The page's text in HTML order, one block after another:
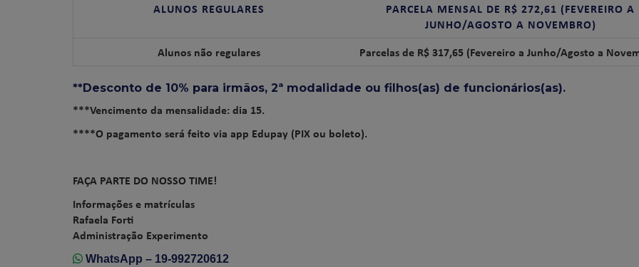
ALUNOS REGULARES
PARCELA MENSAL DE R$ 272,61 (FEVEREIRO A
JUNHO/AGOSTO A NOVEMBRO)
Alunos não regulares
Parcelas de R$ 317,65 (Fevereiro a Junho/Agosto a
**Desconto de 10% para irmãos, 2ª modalidade ou filhos(as) de funcionários(as).
***Vencimento da mensalidade: dia 15.
****O pagamento será feito via app Edupay (PIX ou boleto).
FAÇA PARTE DO NOSSO TIME!
Informações e matrículas
Rafaela Forti
Administração Experimento
WhatsApp – 19-992720612